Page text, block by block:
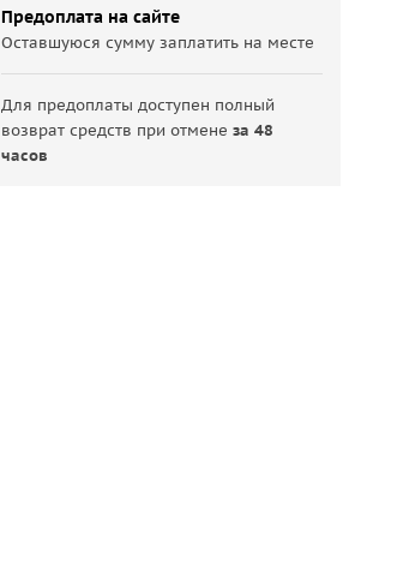
Предоплата на сайте
Оставшуюся сумму заплатить на месте
Для предоплаты доступен полный
возврат средств при отменеза 48
часов